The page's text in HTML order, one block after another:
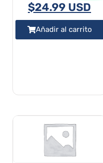
$24.99 USD
Añadir al carrito